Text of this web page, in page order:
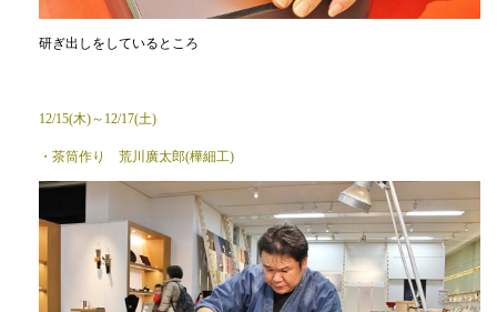
研ぎ出しをしているところ
12/15(木)～12/17(土)
・茶筒作り 荒川廣太郎(樺細工)